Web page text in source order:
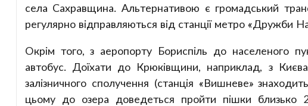
села Сахравщина. Альтернативою є громадський
регулярно відправляються від станції метро «Дружби
Окрім того, з аеропорту Бориспіль до населеного
автобус. Доїхати до Крюківщини, наприклад, з
залізничного сполучення (станція «Вишневе»
цьому до озера доведеться пройти пішки близько